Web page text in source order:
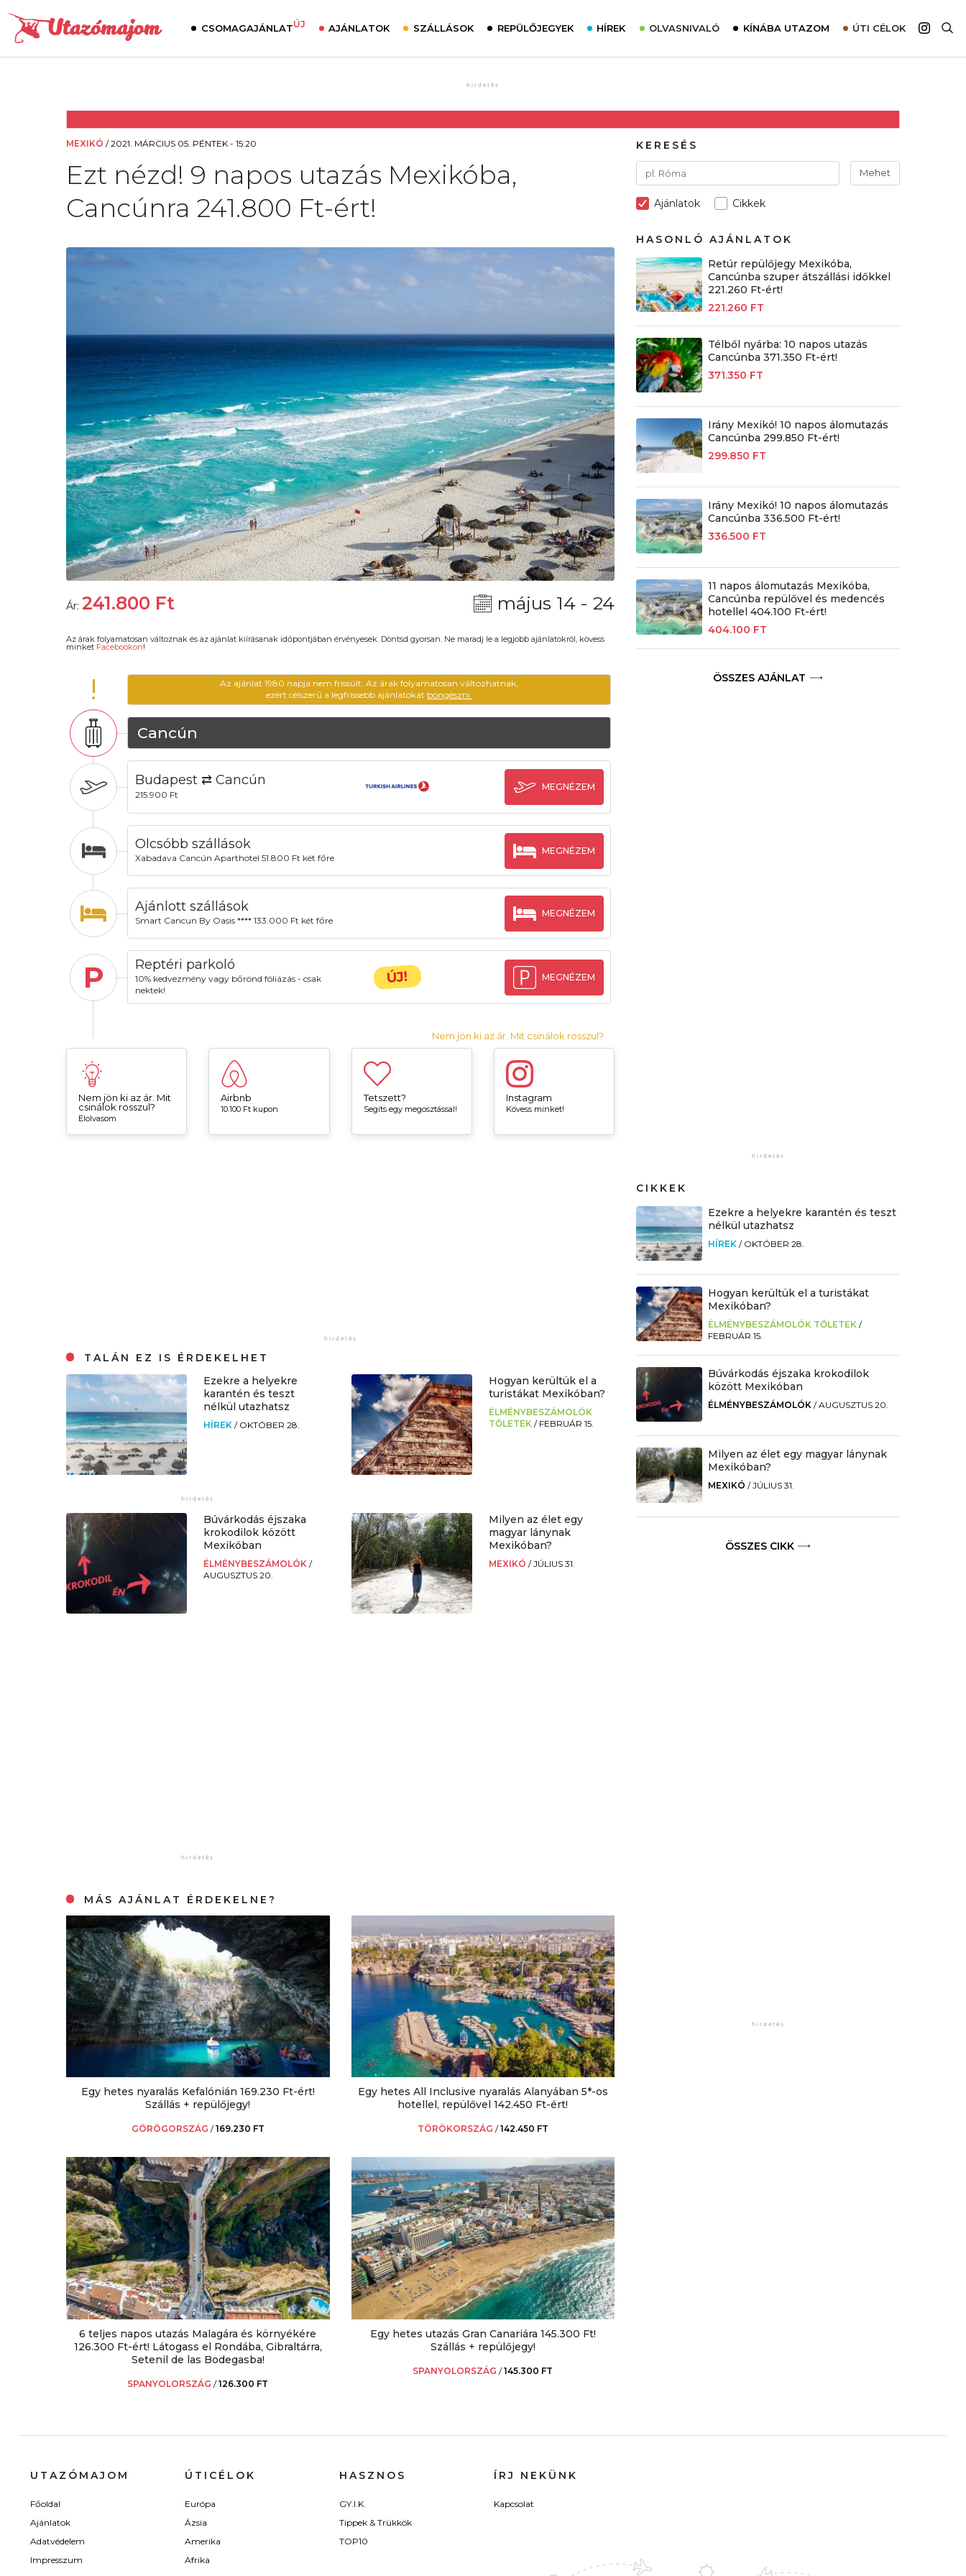
CSOMAGAJÁNLATÚJ AJÁNLATOK SZÁLLÁSOK REPÜLŐJEGYEK HÍREK OLVASNIVALÓ
Utazómajom – CitySIM kártya a világutazóknak
Élménybeszámolók
Szállodalátogatás
Sajtómegjelenések
KÍNÁBA UTAZOM ÚTI CÉLOK
Afrika
MEXIKÓ /2021. MÁRCIUS 05. PÉNTEK - 15:20
Ezt nézd! 9 napos utazás Mexikóba,
Cancúnra 241.800 Ft-ért!
Ár: 241.800 Ft május 14 - 24
Az árak folyamatosan változnak és az ajánlat kiírásanak időpontjában érvényesek. Döntsd gyorsan. Ne maradj le a legjobb ajánlatokról, kövess
minket Facebookon!
!
Az ajánlat 1980 napja nem frissült. Az árak folyamatosan változhatnak,
ezért célszerű a legfrissebb ajánlatokat böngészni.
Cancún
Budapest ⇄ Cancún
215.900 Ft
MEGNÉZEM
Olcsóbb szállások
Xabadava Cancún Aparthotel 51.800 Ft két főre
MEGNÉZEM
Ajánlott szállások
Smart Cancun By Oasis **** 133.000 Ft két főre
MEGNÉZEM
P Reptéri parkoló
10% kedvezmény vagy bőrönd fóliázás - csak
nektek!
ÚJ! MEGNÉZEM
Nem jön ki az ár. Mit csinálok rosszul?
Nem jön ki az ár. Mit
csinálok rosszul?
Elolvasom
Airbnb
10.100 Ft kupon
Tetszett?
Segíts egy megosztással!
Instagram
Kövess minket!
TALÁN EZ IS ÉRDEKELHET
Ezekre a helyekre
karantén és teszt
nélkül utazhatsz
HÍREK/ OKTÓBER 28.
Hogyan kerültük el a
turistákat Mexikóban?
ÉLMÉNYBESZÁMOLÓK
TŐLETEK / FEBRUÁR 15.
Búvárkodás éjszaka
krokodilok között
Mexikóban
ÉLMÉNYBESZÁMOLÓK/
AUGUSZTUS 20.
Milyen az élet egy
magyar lánynak
Mexikóban?
MEXIKÓ /JÚLIUS 31.
MÁS AJÁNLAT ÉRDEKELNE?
Egy hetes nyaralás Kefalónián 169.230 Ft-ért!
Szállás + repülőjegy!
GÖRÖGORSZÁG /169.230 FT
Egy hetes All Inclusive nyaralás Alanyában 5*-os
hotellel, repülővel 142.450 Ft-ért!
TÖRÖKORSZÁG /142.450 FT
6 teljes napos utazás Malagára és környékére
126.300 Ft-ért! Látogass el Rondába, Gibraltárra,
Setenil de las Bodegasba!
SPANYOLORSZÁG /126.300 FT
Egy hetes utazás Gran Canariára 145.300 Ft!
Szállás + repülőjegy!
SPANYOLORSZÁG /145.300 FT
KERESÉS
Mehet
Ajánlatok Cikkek
HASONLÓ AJÁNLATOK
Retúr repülőjegy Mexikóba,
Cancúnba szuper átszállási időkkel
221.260 Ft-ért!
221.260 FT
Télből nyárba: 10 napos utazás
Cancúnba 371.350 Ft-ért!
371.350 FT
Irány Mexikó! 10 napos álomutazás
Cancúnba 299.850 Ft-ért!
299.850 FT
Irány Mexikó! 10 napos álomutazás
Cancúnba 336.500 Ft-ért!
336.500 FT
11 napos álomutazás Mexikóba,
Cancúnba repülővel és medencés
hotellel 404.100 Ft-ért!
404.100 FT
ÖSSZES AJÁNLAT
CIKKEK
Ezekre a helyekre karantén és teszt
nélkül utazhatsz
HÍREK / OKTÓBER 28.
Hogyan kerültük el a turistákat
Mexikóban?
ÉLMÉNYBESZÁMOLÓK TŐLETEK /
FEBRUÁR 15.
Búvárkodás éjszaka krokodilok
között Mexikóban
ÉLMÉNYBESZÁMOLÓK /AUGUSZTUS 20.
Milyen az élet egy magyar lánynak
Mexikóban?
MEXIKÓ /JÚLIUS 31.
ÖSSZES CIKK
UTAZÓMAJOM
Főoldal
Ajánlatok
Adatvédelem
Impresszum
ÚTICÉLOK
Európa
Ázsia
Amerika
Afrika
HASZNOS
GY.I.K.
Tippek & Trükkök
TOP10
ÍRJ NEKÜNK
Kapcsolat